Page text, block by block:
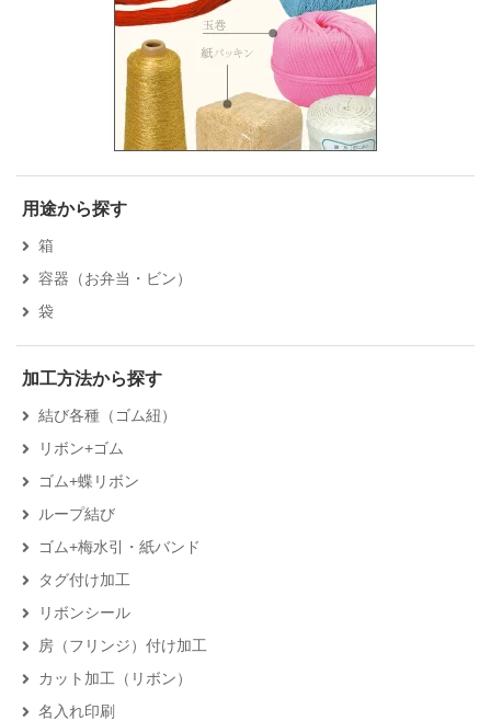
用途から探す
箱
容器（お弁当・ビン）
袋
加工方法から探す
結び各種（ゴム紐）
リボン+ゴム
ゴム+蝶リボン
ループ結び
ゴム+梅水引・紙バンド
タグ付け加工
リボンシール
房（フリンジ）付け加工
カット加工（リボン）
名入れ印刷